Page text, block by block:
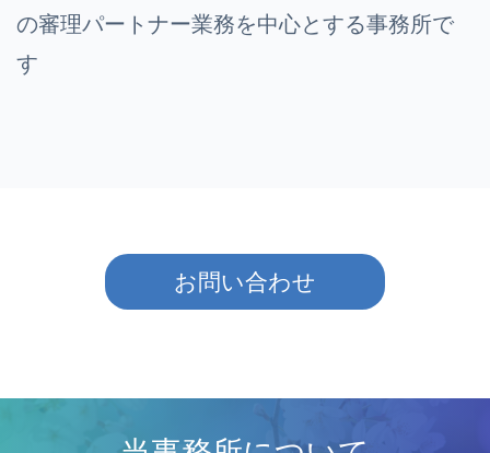
の審理パートナー業務を中心とする事務所で
す
お問い合わせ